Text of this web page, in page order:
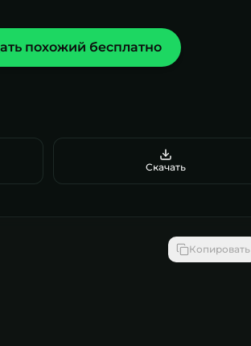
похожий бесплатно
Скачать
Копировать